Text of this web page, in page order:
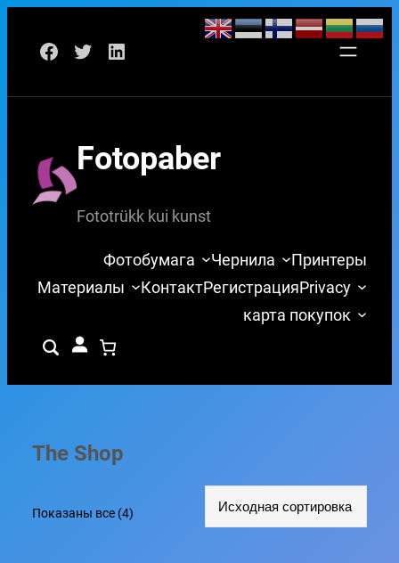
Facebook
TwitterLinkedIn
Fotopaber
Fototrükk kui kunst
Фотобумага Чернила
Принтеры
Материалы
КонтактРегистрацияPrivacy
карта покупок
The Shop
Показаны все (4)